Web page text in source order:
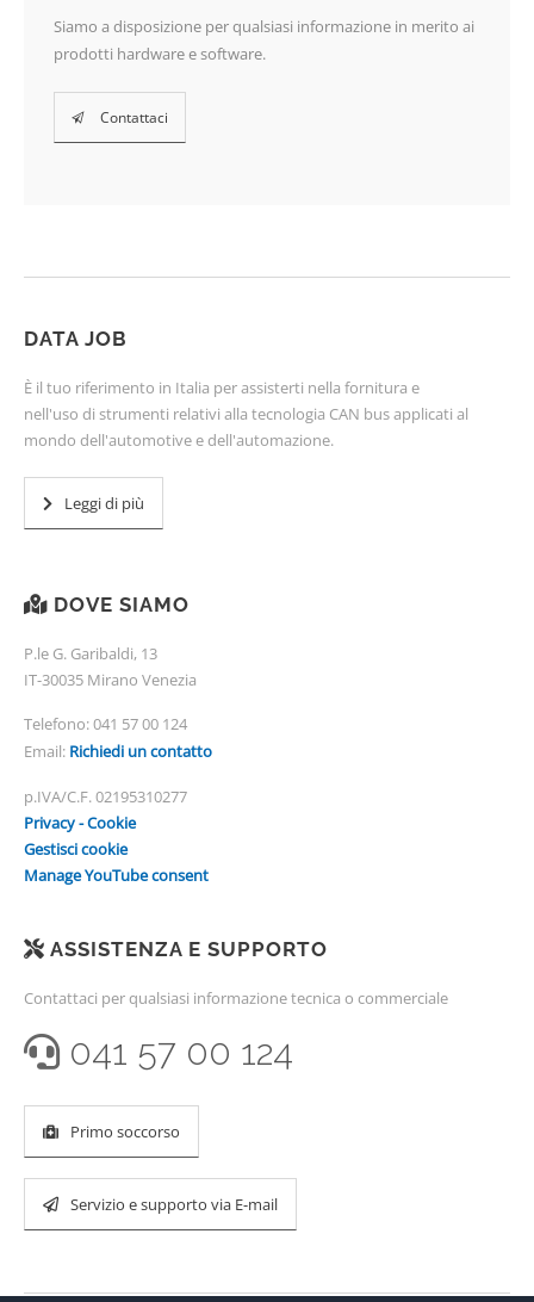
Siamo a disposizione per qualsiasi informazione in merito ai
prodotti hardware e software.
Contattaci
DATA JOB
È il tuo riferimento in Italia per assisterti nella fornitura e
nell'uso di strumenti relativi alla tecnologia CAN bus applicati al
mondo dell'automotive e dell'automazione.
Leggi di più
DOVE SIAMO
P.le G. Garibaldi, 13
IT-30035 Mirano Venezia
Telefono:041 57 00 124
Email: Richiedi un contatto
p.IVA/C.F. 02195310277
Privacy - Cookie
Gestisci cookie
Manage YouTube consent
ASSISTENZA E SUPPORTO
Contattaci per qualsiasi informazione tecnica o commerciale
041 57 00 124
Primo soccorso
Servizio e supporto via E-mail